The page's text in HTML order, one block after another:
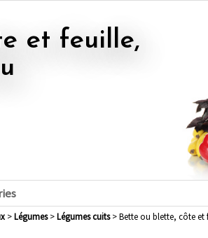
> légumes> légumes cuits> Bette ou blette, côte et